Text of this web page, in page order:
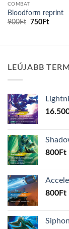
COMBAT
Bloodform reprint
900Ft Original
750FtCurrent
LEÚJABB
800Ft
800Ft